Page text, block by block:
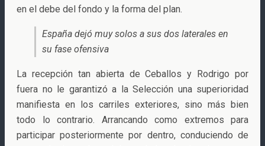
en el debe del fondo y la forma del plan.
España dejó muy solos a sus dos laterales en
su fase ofensiva
La recepción tan abierta de Ceballos y Rodrigo por
fuera no le garantizó a la Selección una superioridad
manifiesta en los carriles exteriores, sino más bien
todo lo contrario. Arrancando como extremos para
participar posteriormente por dentro, conduciendo de